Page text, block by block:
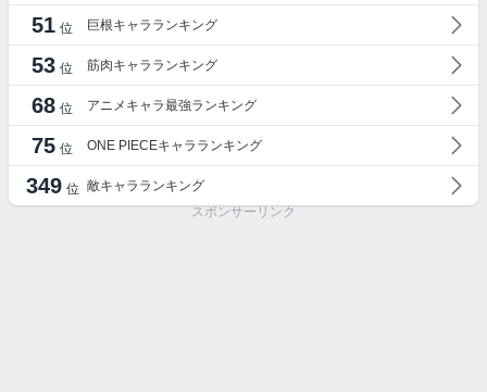
51 位 巨根キャラランキング
53 位 筋肉キャラランキング
68 位 アニメキャラ最強ランキング
75 位 ONE PIECEキャラランキング
349 位 敵キャラランキング
スポンサーリンク